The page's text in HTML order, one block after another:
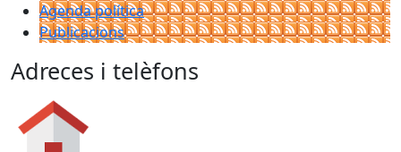
Agenda política
Publicacions
Adreces i telèfons